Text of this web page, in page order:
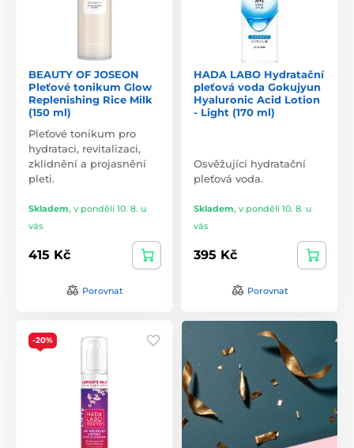
BEAUTY OF JOSEON
Pleťové tonikum Glow
Replenishing Rice Milk
(150 ml)
Pleťové tonikum pro
hydrataci, revitalizaci,
zklidnění a projasnění
pleti.
Skladem, v pondělí 10. 8. u
vás
415 Kč
Porovnat
HADA LABO Hydratační
pleťová voda Gokujyun
Hyaluronic Acid Lotion
- Light (170 ml)
Osvěžující hydratační
pleťová voda.
Skladem, v pondělí 10. 8. u
vás
395 Kč
Porovnat
-20%